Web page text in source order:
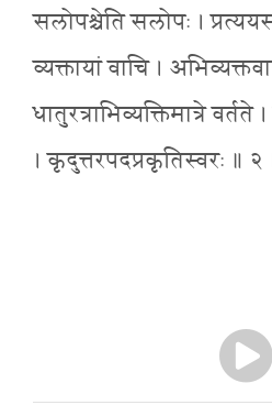
सलोपश्चेति सलोपः ।
व्यक्तायां वाचि ।
धातुरत्राभिव्यक्तिमात्रे
। कृदुत्तरपदप्रकृतिस्वरः ॥ २